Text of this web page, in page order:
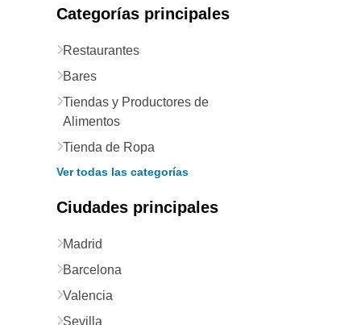
Categorías principales
Restaurantes
Bares
Tiendas y Productores de
Alimentos
Tienda de Ropa
Ver todas las categorías
Ciudades principales
Madrid
Barcelona
Valencia
Sevilla